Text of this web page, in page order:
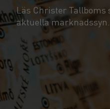
Läs Christer Tallboms
aktuella marknadssyn.